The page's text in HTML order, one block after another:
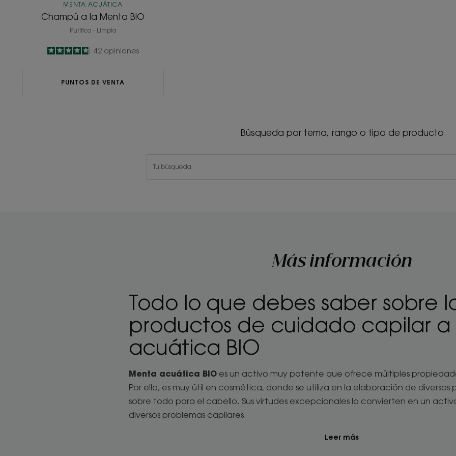
MENTA ACUÁTICA
Champú a la Menta BIO
Purifica - Limpia
4.8
/
5
42 opiniones
PUNTOS DE VENTA
Búsqueda por tema, rango o tipo de producto
Más información
Todo lo que debes saber sobre
productos de cuidado capilar
acuática BIO
Menta acuática BIO es un activo muy potente que ofrece múltiples
Por ello, es muy útil en cosmética, donde se utiliza en la elaboración de
sobre todo para el cabello. Sus virtudes excepcionales lo convierten en un
diversos problemas capilares.
Leer más